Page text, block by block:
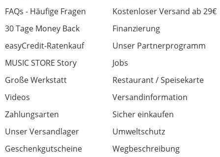
Teil,daß zudem nicht so furchtbar
kostenintensiv ist.
Experimente mit einem Expression-Pedal
machen kann oder ein Instrument durch den
Verarbeitung
FAQs - Häufige Fragen
Kostenloser Versand ab 29€
30 Tage Money Back
Finanzierung
easyCredit-Ratenkauf
Unser Partnerprogramm
MUSIC STORE Story
Jobs
Große Werkstatt
Restaurant / Speisekarte
Videos
Versandinformation
Zahlungsarten
Sicher einkaufen
Unser Versandlager
Umweltschutz
Geschenkgutscheine
Wegbeschreibung